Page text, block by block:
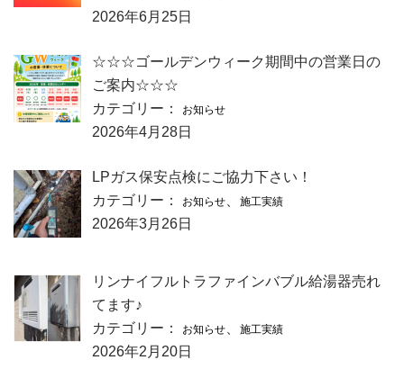
2026年6月25日
☆☆☆ゴールデンウィーク期間中の営業日の
ご案内☆☆☆
カテゴリー：
お知らせ
2026年4月28日
LPガス保安点検にご協力下さい！
カテゴリー：
お知らせ 施工実績
2026年3月26日
リンナイフルトラファインバブル給湯器売れ
てます♪
カテゴリー：
お知らせ 施工実績
2026年2月20日